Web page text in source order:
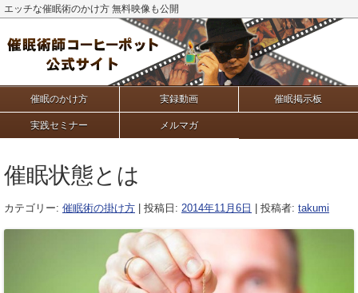
エッチな催眠術のかけ方 無料映像も公開
催眠のかけ方 実録動画 催眠掲示板
実践セミナー メルマガ
催眠状態とは
カテゴリー: 催眠術の掛け方 | 投稿日: 2014年11月6日 投稿者: takumi